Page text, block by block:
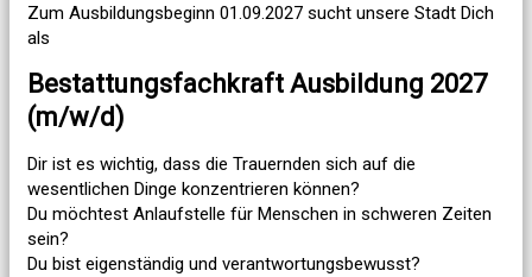
Zum Ausbildungsbeginn 01.09.2027 sucht unsere Stadt Dich
als
Bestattungsfachkraft Ausbildung 2027
(m/w/d)
Dir ist es wichtig, dass die Trauernden sich auf die
wesentlichen Dinge konzentrieren können?
Du möchtest Anlaufstelle für Menschen in schweren Zeiten
sein?
Du bist eigenständig und verantwortungsbewusst?